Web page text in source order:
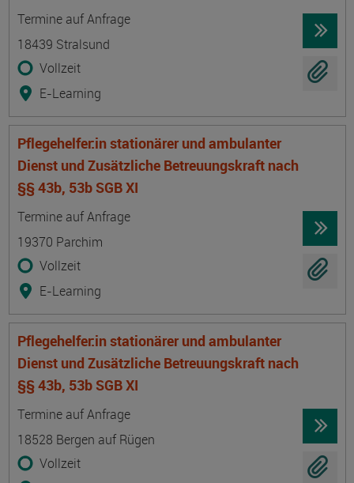
Termine auf Anfrage
18439 Stralsund
Vollzeit
E-Learning
Pflegehelfer:in stationärer und ambulanter
Dienst und Zusätzliche Betreuungskraft nach
§§ 43b, 53b SGB XI
Termine auf Anfrage
19370 Parchim
Vollzeit
E-Learning
Pflegehelfer:in stationärer und ambulanter
Dienst und Zusätzliche Betreuungskraft nach
§§ 43b, 53b SGB XI
Termine auf Anfrage
18528 Bergen auf Rügen
Vollzeit